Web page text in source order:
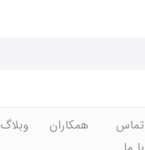
تماس
همکاران وبلاگ